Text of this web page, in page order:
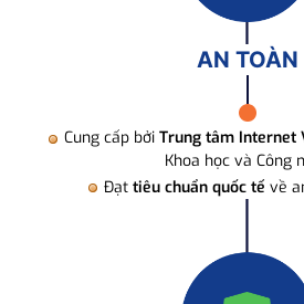
AN TOÀN
Cung cấp bởi Trung tâm Internet
Khoa học và Công
Đạt tiêu chuẩn quốc tế về